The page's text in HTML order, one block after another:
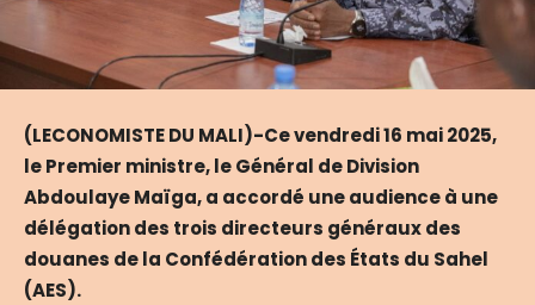
(LECONOMISTE DU MALI)-Ce vendredi 16 mai 2025,
le Premier ministre, le Général de Division
Abdoulaye Maïga, a accordé une audience à une
délégation des trois directeurs généraux des
douanes de la Confédération des États du Sahel
(AES).